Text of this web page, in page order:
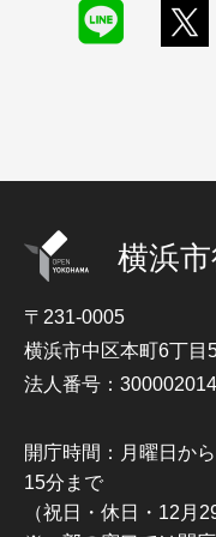
横浜
〒231-0005
横浜市中区本町6丁目
法人番号：
開庁時間：月曜日か
15分まで
（祝日・休日・12月